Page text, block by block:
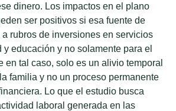
dinero. Los impactos en el plano
ser positivos si esa fuente de
rubros de inversiones en servicios
y educación y no solamente para el
en tal caso, solo es un alivio temporal
familia y no un proceso permanente
Lo que el estudio busca
laboral generada en las